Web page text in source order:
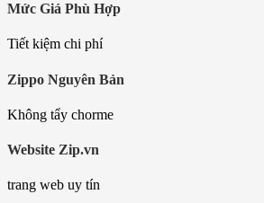
Mức Giá Phù Hợp
Tiết kiệm chi phí
Zippo Nguyên Bản
Không tẩy chorme
Website Zip.vn
trang web uy tín